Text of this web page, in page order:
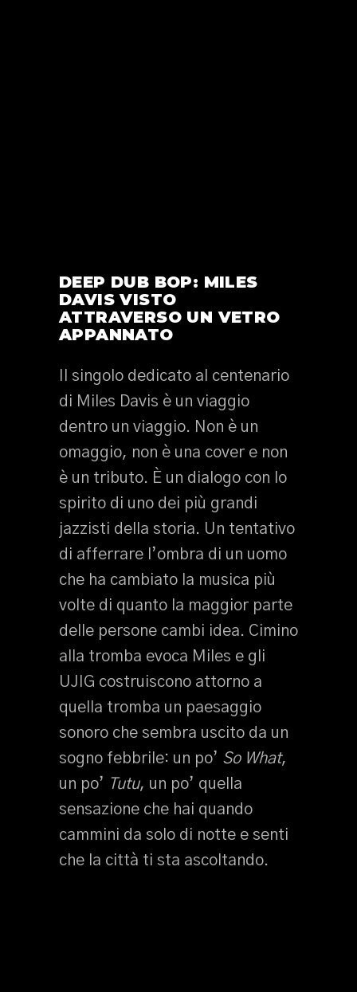
DEEP DUB BOP: MILES
DAVIS VISTO
ATTRAVERSO UN VETRO
APPANNATO
Il singolo dedicato al centenario
di Miles Davis è un viaggio
dentro un viaggio. Non è un
omaggio, non è una cover e non
è un tributo. È un dialogo con lo
spirito di uno dei più grandi
jazzisti della storia. Un tentativo
di afferrare l’ombra di un uomo
che ha cambiato la musica più
volte di quanto la maggior parte
delle persone cambi idea. Cimino
alla tromba evoca Miles e gli
UJIG costruiscono attorno a
quella tromba un paesaggio
sonoro che sembra uscito da un
sogno febbrile: un po’ So What,
un po’ Tutu, un po’ quella
sensazione che hai quando
cammini da solo di notte e senti
che la città ti sta ascoltando.